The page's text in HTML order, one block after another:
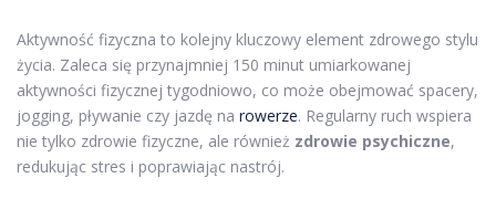
Aktywność fizyczna to kolejny kluczowy element zdrowego stylu
życia. Zaleca się przynajmniej 150 minut umiarkowanej
aktywności fizycznej tygodniowo, co może obejmować spacery,
jogging, pływanie czy jazdę na rowerze. Regularny ruch wspiera
nie tylko zdrowie fizyczne, ale również zdrowie psychiczne,
redukując stres i poprawiając nastrój.